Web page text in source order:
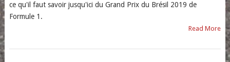
ce qu'il faut savoir jusqu'ici du Grand Prix du Brésil 2019 de
Formule 1.
Read More